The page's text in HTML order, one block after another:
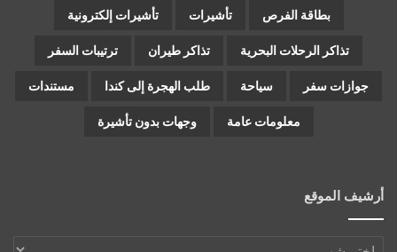
بطاقة الفرص تأشيرات تأشيرات إلكترونية
تذاكر الرحلات البحرية تذاكر طيران ترتيبات السفر
جوازات سفر سياحة طلب الهجرة إلى كندا مستندات
معلومات عامة وجهات بدون تأشيرة
أرشيف الموقع
أرشيف